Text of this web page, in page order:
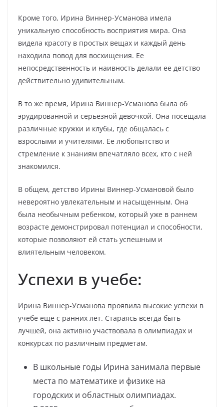
Кроме того, Ирина Виннер-Усманова имела
уникальную способность восприятия мира. Она
видела красоту в простых вещах и каждый день
находила повод для восхищения. Ее
непосредственность и наивность делали ее детство
действительно удивительным.
В то же время, Ирина Виннер-Усманова была об
эрудированной и серьезной девочкой. Она посещала
различные кружки и клубы, где общалась с
взрослыми и учителями. Ее любопытство и
стремление к знаниям впечатляло всех, кто с ней
знакомился.
В общем, детство Ирины Виннер-Усмановой было
невероятно увлекательным и насыщенным. Она
была необычным ребенком, который уже в раннем
возрасте демонстрировал потенциал и способности,
которые позволяют ей стать успешным и
влиятельным человеком.
Успехи в учебе:
Ирина Виннер-Усманова проявила высокие успехи в
учебе еще с ранних лет. Стараясь всегда быть
лучшей, она активно участвовала в олимпиадах и
конкурсах по различным предметам.
В школьные годы Ирина занимала первые
места по математике и физике на
городских и областных олимпиадах.